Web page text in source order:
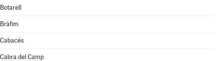
Botarell
Bràfim
Cabacés
Cabra del Camp